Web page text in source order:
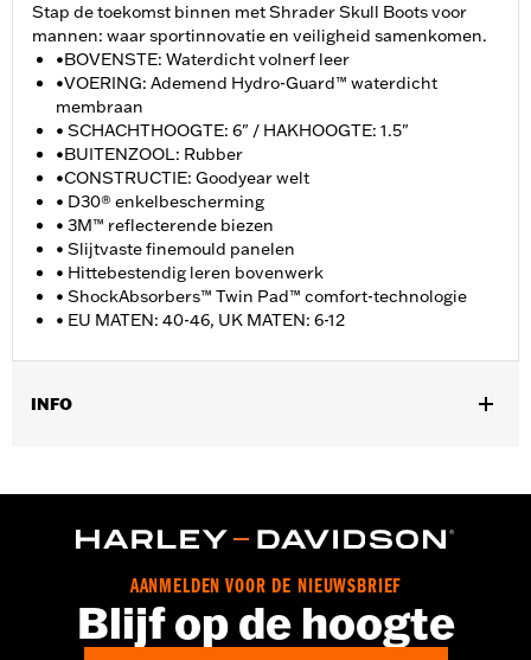
Stap de toekomst binnen met Shrader Skull Boots voor
mannen: waar sportinnovatie en veiligheid samenkomen.
•BOVENSTE: Waterdicht volnerf leer
•VOERING: Ademend Hydro-Guard™ waterdicht
membraan
• SCHACHTHOOGTE: 6" / HAKHOOGTE: 1.5"
•BUITENZOOL: Rubber
•CONSTRUCTIE: Goodyear welt
• D30® enkelbescherming
• 3M™ reflecterende biezen
• Slijtvaste finemould panelen
• Hittebestendig leren bovenwerk
• ShockAbsorbers™ Twin Pad™ comfort-technologie
• EU MATEN: 40-46, UK MATEN: 6-12
INFO
GARANTIE:Wolverine Worldwide fabrieksgarantie – Ga naar
Herkomst:Geïmporteerd
Dimension Description:SCHACHTHOOGTE: 6" / HAKHOOGTE:
AANMELDEN VOOR DE NIEUWSBRIEF
Blijf op de hoogte